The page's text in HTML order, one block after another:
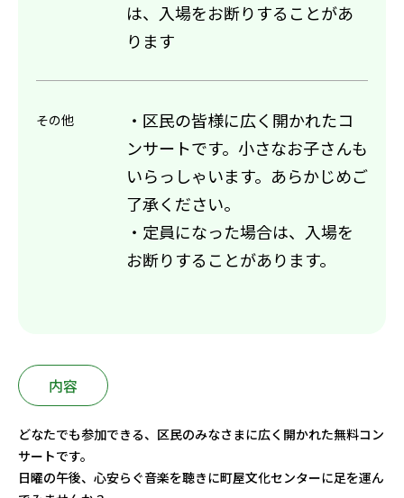
は、入場をお断りすることがあ
ります
その他
・区民の皆様に広く開かれたコ
ンサートです。小さなお子さんも
いらっしゃいます。あらかじめご
了承ください。
・定員になった場合は、入場を
お断りすることがあります。
内容
どなたでも参加できる、区民のみなさまに広く開かれた無料コン
サートです。
日曜の午後、心安らぐ音楽を聴きに町屋文化センターに足を運ん